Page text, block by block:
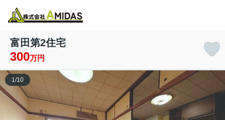
富田第2住宅
300万円
1 /10